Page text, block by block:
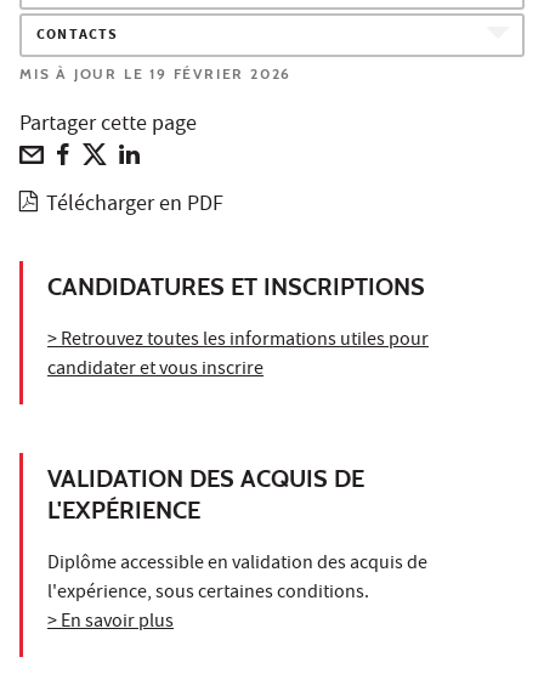
CONTACTS
MIS À JOUR LE 19 FÉVRIER 2026
Partager cette page
Télécharger en PDF
CANDIDATURES ET INSCRIPTIONS
> Retrouvez toutes les informations utiles pour
candidater et vous inscrire
VALIDATION DES ACQUIS DE
L'EXPÉRIENCE
Diplôme accessible en validation des acquis de
l'expérience, sous certaines conditions.
> En savoir plus